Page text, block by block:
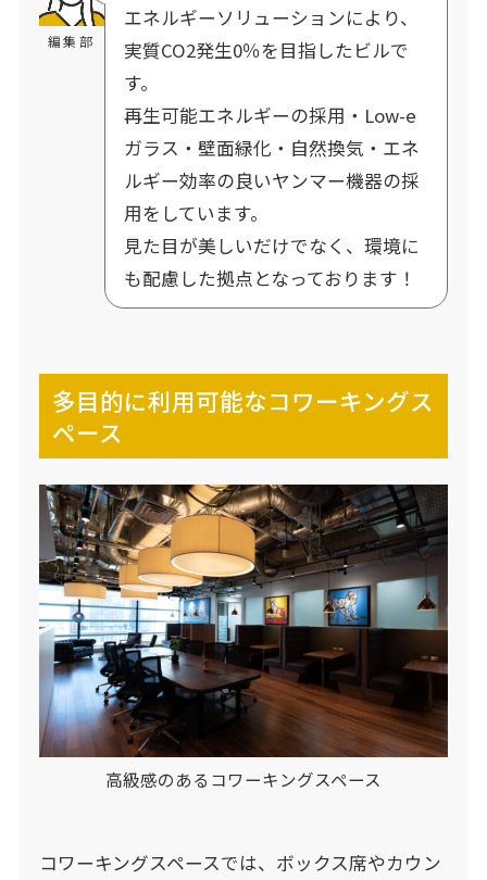
編集部
エネルギーソリューションにより、
実質CO2発生0％を目指したビルで
す。
再生可能エネルギーの採用・Low-e
ガラス・壁面緑化・自然換気・エネ
ルギー効率の良いヤンマー機器の採
用をしています。
見た目が美しいだけでなく、環境に
も配慮した拠点となっております！
多目的に利用可能なコワーキングス
ペース
高級感のあるコワーキングスペース
コワーキングスペースでは、ボックス席やカウン